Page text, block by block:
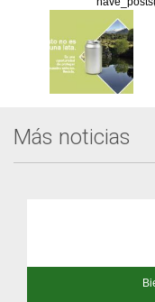
Más noticias